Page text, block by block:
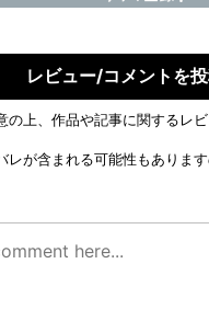
レビュー/コメントを
の上、作品や記事に関するレ
レが含まれる可能性もありま